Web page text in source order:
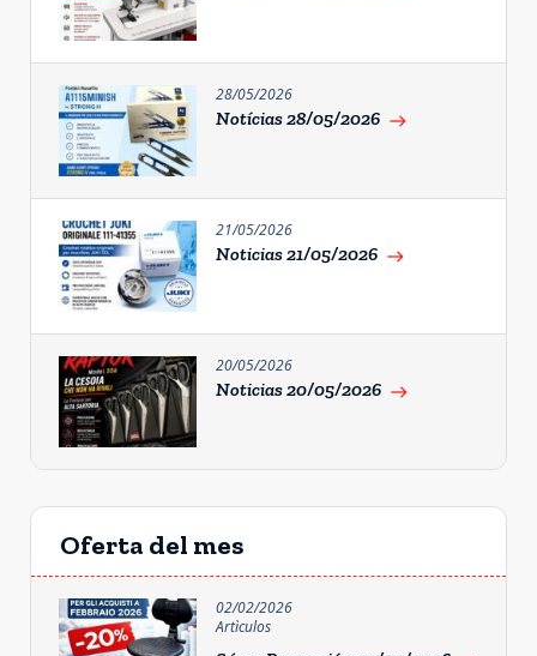
28/05/2026
Notícias 28/05/2026 east
21/05/2026
Noticias 21/05/2026 east
20/05/2026
Noticias 20/05/2026 east
Oferta del mes
02/02/2026
Artìculos